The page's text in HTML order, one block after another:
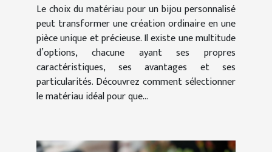
Le choix du matériau pour un bijou personnalisé
peut transformer une création ordinaire en une
pièce unique et précieuse. Il existe une multitude
d’options, chacune ayant ses propres
caractéristiques, ses avantages et ses
particularités. Découvrez comment sélectionner
le matériau idéal pour que...